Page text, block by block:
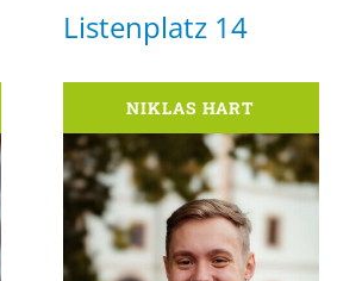
Listenplatz 14
NIKLAS HART